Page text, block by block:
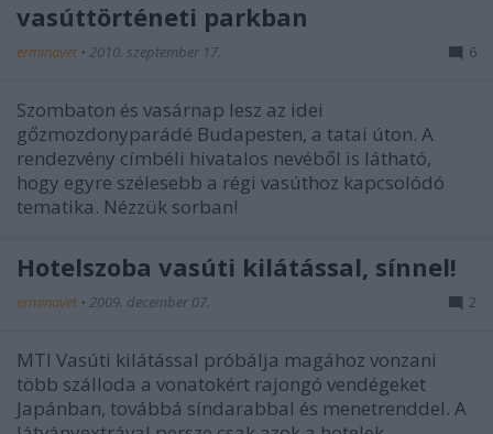
vasúttörténeti parkban
erminavet • 2010. szeptember 17. 6
Szombaton és vasárnap lesz az idei
gőzmozdonyparádé Budapesten, a tatai úton. A
rendezvény címbéli hivatalos nevéből is látható,
hogy egyre szélesebb a régi vasúthoz kapcsolódó
tematika. Nézzük sorban!
Hotelszoba vasúti kilátással, sínnel!
erminavet • 2009. december 07. 2
MTI Vasúti kilátással próbálja magához vonzani
több szálloda a vonatokért rajongó vendégeket
Japánban, továbbá síndarabbal és menetrenddel. A